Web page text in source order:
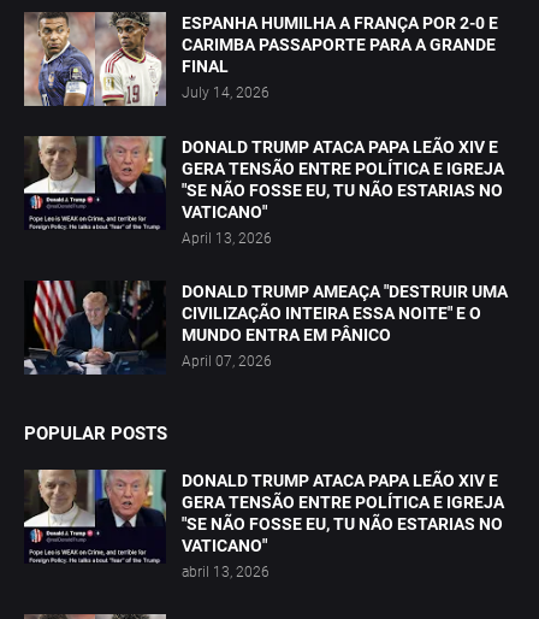
ESPANHA HUMILHA A FRANÇA POR 2-0 E
CARIMBA PASSAPORTE PARA A GRANDE
FINAL
July 14, 2026
DONALD TRUMP ATACA PAPA LEÃO XIV E
GERA TENSÃO ENTRE POLÍTICA E IGREJA
"SE NÃO FOSSE EU, TU NÃO ESTARIAS NO
VATICANO"
April 13, 2026
DONALD TRUMP AMEAÇA "DESTRUIR UMA
CIVILIZAÇÃO INTEIRA ESSA NOITE" E O
MUNDO ENTRA EM PÂNICO
April 07, 2026
POPULAR POSTS
DONALD TRUMP ATACA PAPA LEÃO XIV E
GERA TENSÃO ENTRE POLÍTICA E IGREJA
"SE NÃO FOSSE EU, TU NÃO ESTARIAS NO
VATICANO"
abril 13, 2026